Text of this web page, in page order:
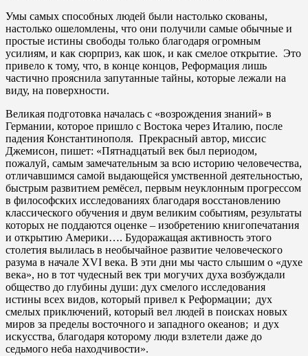
Умы самых способных людей были настолько скованы,
настолько ошеломлены, что они получили самые обычные и
простые истины свободы только благодаря огромным
усилиям, и как сюрприз, как шок, и как смелое открытие. Это
привело к тому, что, в конце концов, Реформация лишь
частично прояснила запутанные тайны, которые лежали на
виду, на поверхности.
Великая подготовка началась с «возрождения знаний» в
Германии, которое пришло с Востока через Италию, после
падения Константинополя. Прекрасный автор, миссис
Джемисон, пишет: «Пятнадцатый век был периодом,
пожалуй, самым замечательным за всю историю человечества,
отличавшимся самой выдающейся умственной деятельностью,
быстрым развитием ремёсел, первым неуклонным прогрессом
в философских исследованиях благодаря восстановлению
классического обучения и двум великим событиям, результаты
которых не поддаются оценке – изобретению книгопечатания
и открытию Америки…. Будоражащая активность этого
столетия вылилась в необычайное развитие человеческого
разума в начале XVI века. В эти дни мы часто слышим о «духе
века», но в тот чудесный век три могучих духа возбуждали
общество до глубины души: дух смелого исследования
истины всех видов, который привел к Реформации; дух
смелых приключений, который вел людей в поисках новых
миров за пределы восточного и западного океанов; и дух
искусства, благодаря которому люди взлетели даже до
седьмого неба находчивости».